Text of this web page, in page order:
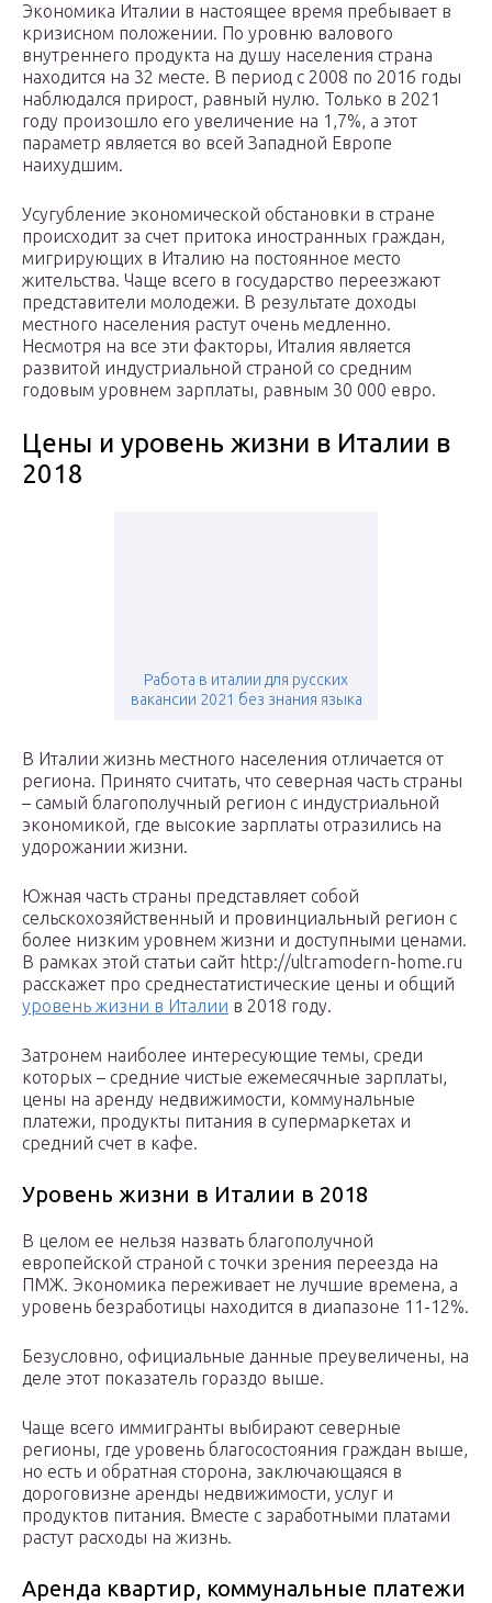
Экономика Италии в настоящее время пребывает в
кризисном положении. По уровню валового
внутреннего продукта на душу населения страна
находится на 32 месте. В период с 2008 по 2016 годы
наблюдался прирост, равный нулю. Только в 2021
году произошло его увеличение на 1,7%, а этот
параметр является во всей Западной Европе
наихудшим.
Усугубление экономической обстановки в стране
происходит за счет притока иностранных граждан,
мигрирующих в Италию на постоянное место
жительства. Чаще всего в государство переезжают
представители молодежи. В результате доходы
местного населения растут очень медленно.
Несмотря на все эти факторы, Италия является
развитой индустриальной страной со средним
годовым уровнем зарплаты, равным 30 000 евро.
Цены и уровень жизни в Италии в
2018
Работа в италии для русских
вакансии 2021 без знания языка
В Италии жизнь местного населения отличается от
региона. Принято считать, что северная часть страны
– самый благополучный регион с индустриальной
экономикой, где высокие зарплаты отразились на
удорожании жизни.
Южная часть страны представляет собой
сельскохозяйственный и провинциальный регион с
более низким уровнем жизни и доступными ценами.
В рамках этой статьи сайт http://ultramodern-home.ru
расскажет про среднестатистические цены и общий
уровень жизни в Италии в 2018 году.
Затронем наиболее интересующие темы, среди
которых – средние чистые ежемесячные зарплаты,
цены на аренду недвижимости, коммунальные
платежи, продукты питания в супермаркетах и
средний счет в кафе.
Уровень жизни в Италии в 2018
В целом ее нельзя назвать благополучной
европейской страной с точки зрения переезда на
ПМЖ. Экономика переживает не лучшие времена, а
уровень безработицы находится в диапазоне 11-12%.
Безусловно, официальные данные преувеличены, на
деле этот показатель гораздо выше.
Чаще всего иммигранты выбирают северные
регионы, где уровень благосостояния граждан выше,
но есть и обратная сторона, заключающаяся в
дороговизне аренды недвижимости, услуг и
продуктов питания. Вместе с заработными платами
растут расходы на жизнь.
Аренда квартир, коммунальные платежи